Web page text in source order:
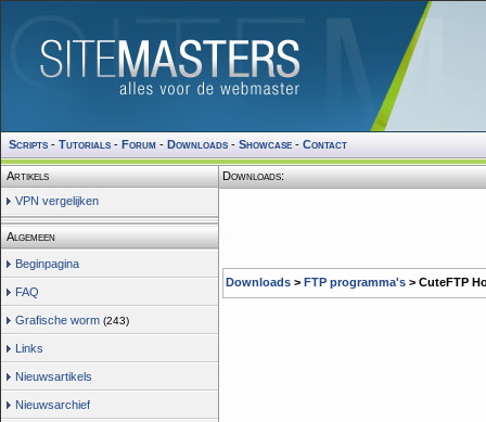
Scripts - Tutorials - Forum - Downloads - Showcase - Contact
Artikels
VPN vergelijken
Algemeen
Beginpagina
FAQ
Grafische worm (243)
Links
Nieuwsartikels
Nieuwsarchief
Downloads:
Downloads > FTP programma's > CuteFTP